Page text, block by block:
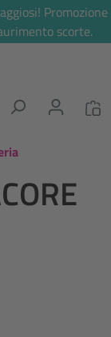
Promozione
scorte.